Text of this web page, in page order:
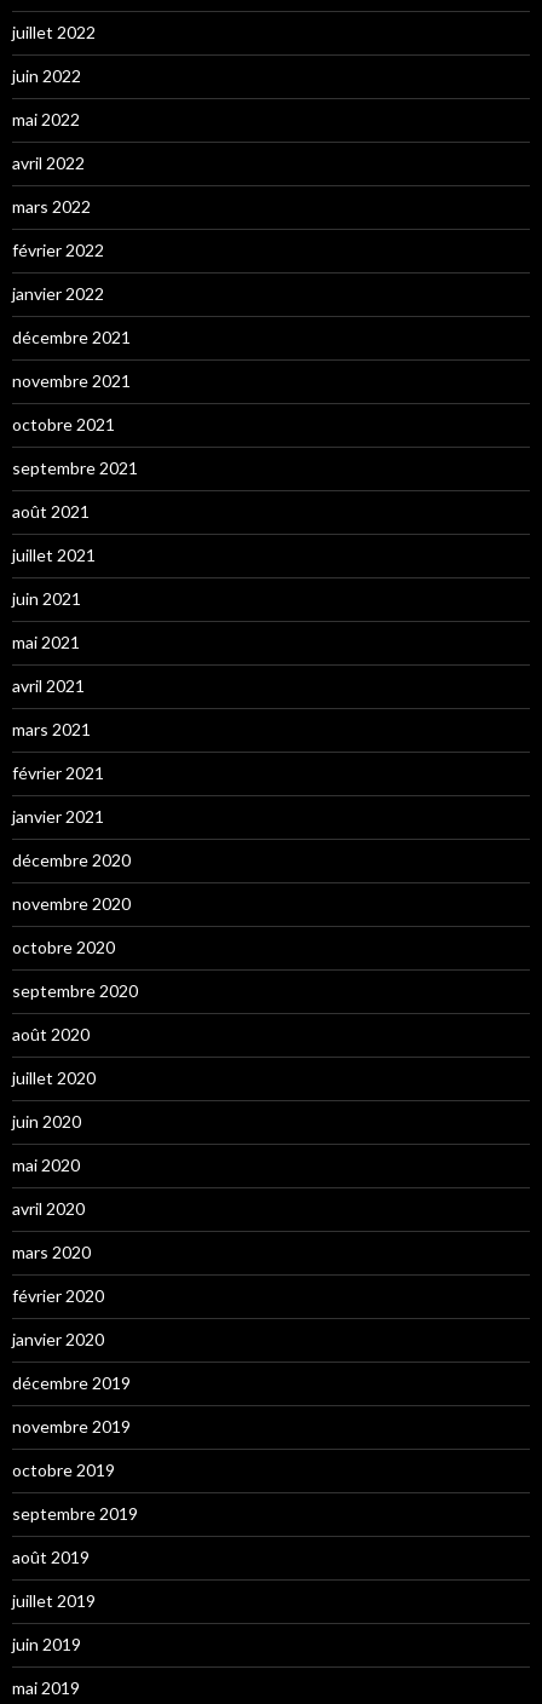
juillet 2022
juin 2022
mai 2022
avril 2022
mars 2022
février 2022
janvier 2022
décembre 2021
novembre 2021
octobre 2021
septembre 2021
août 2021
juillet 2021
juin 2021
mai 2021
avril 2021
mars 2021
février 2021
janvier 2021
décembre 2020
novembre 2020
octobre 2020
septembre 2020
août 2020
juillet 2020
juin 2020
mai 2020
avril 2020
mars 2020
février 2020
janvier 2020
décembre 2019
novembre 2019
octobre 2019
septembre 2019
août 2019
juillet 2019
juin 2019
mai 2019